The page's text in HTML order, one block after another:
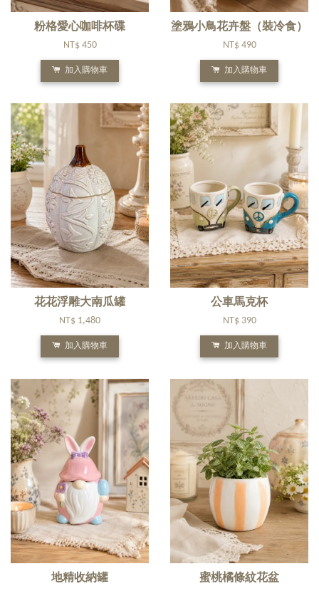
粉格愛心咖啡杯碟
NT$ 450
加入購物車
塗鴉小鳥花卉盤（裝冷食）
NT$ 490
加入購物車
花花浮雕大南瓜罐
NT$ 1,480
加入購物車
公車馬克杯
NT$ 390
加入購物車
地精收納罐 蜜桃橘條紋花盆